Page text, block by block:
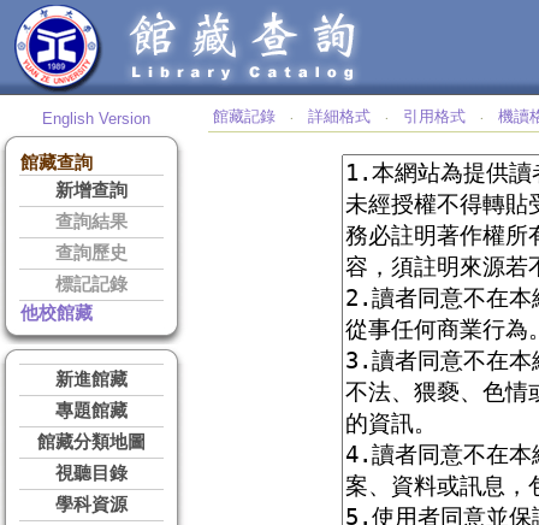
English Version
館藏查詢
新增查詢
查詢結果
查詢歷史
標記記錄
他校館藏
新進館藏
專題館藏
館藏分類地圖
視聽目錄
學科資源
館藏記錄 ‧ 詳細格式 ‧ 引用格式 ‧ 機讀